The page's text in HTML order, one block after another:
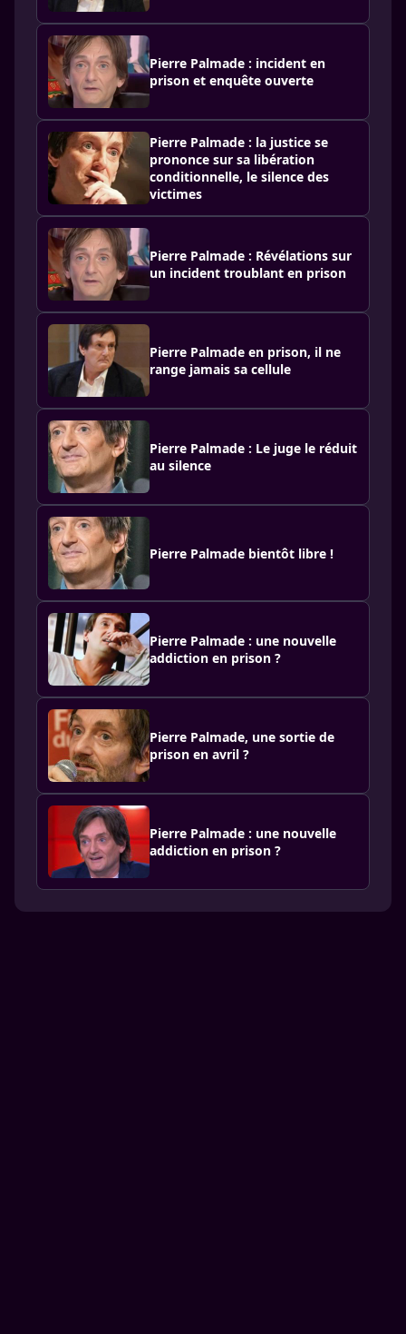
Pierre Palmade : incident en
prison et enquête ouverte
Pierre Palmade : la justice se
prononce sur sa libération
conditionnelle, le silence des
victimes
Pierre Palmade : Révélations sur
un incident troublant en prison
Pierre Palmade en prison, il ne
range jamais sa cellule
Pierre Palmade : Le juge le réduit
au silence
Pierre Palmade bientôt libre !
Pierre Palmade : une nouvelle
addiction en prison ?
Pierre Palmade, une sortie de
prison en avril ?
Pierre Palmade : une nouvelle
addiction en prison ?